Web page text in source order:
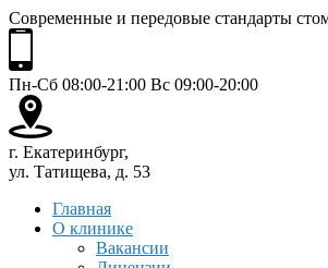
Современные и передовые стандарты
Пн-Сб 08:00-21:00 Вс 09:00-20:00
г. Екатеринбург,
ул. Татищева, д. 53
Главная
О клинике
Вакансии